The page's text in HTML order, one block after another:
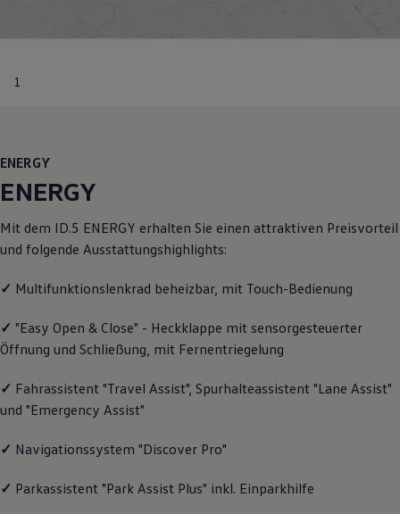
Digitale Extras
Dienste für Ihr Modell finden
Volkswagen Apps, Login und Shop
Handy und Fahrzeug verbinden
Über Ihr Auto
Kundeninformationen
Volkswagen Kundenbetreuung
Warn- und Kontrollleuchten
Digitale Betriebsanleitung
Live Beratung
Magazin
Transport
Elektromobilität
Volkswagen R
1
ENERGY
ENERGY
Mit dem ID.5 ENERGY erhalten Sie einen attraktiven Preisvorteil
und folgende Ausstattungshighlights:
✓ Multifunktionslenkrad beheizbar, mit Touch-Bedienung
✓ "Easy Open & Close" - Heckklappe mit sensorgesteuerter
Öffnung und Schließung, mit Fernentriegelung
✓ Fahrassistent "Travel Assist", Spurhalteassistent "Lane Assist"
und "Emergency Assist"
✓ Navigationssystem "Discover Pro"
✓ Parkassistent "Park Assist Plus" inkl. Einparkhilfe